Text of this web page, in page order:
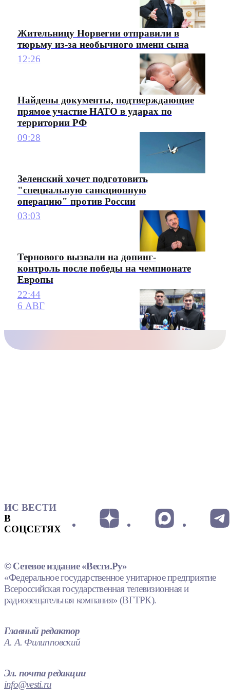
Жительницу Норвегии отправили в
тюрьму из-за необычного имени сына
12:26
Найдены документы, подтверждающие
прямое участие НАТО в ударах по
территории РФ
09:28
Зеленский хочет подготовить
"специальную санкционную
операцию" против России
03:03
Тернового вызвали на допинг-
контроль после победы на чемпионате
Европы
22:44
6 АВГ
ИС ВЕСТИ
В
СОЦСЕТЯХ
© Сетевое издание «Вести.Ру»
«Федеральное государственное унитарное предприятие
Всероссийская государственная телевизионная и
радиовещательная компания» (ВГТРК).
Главный редактор
А. А. Филипповский
Эл. почта редакции
info@vesti.ru